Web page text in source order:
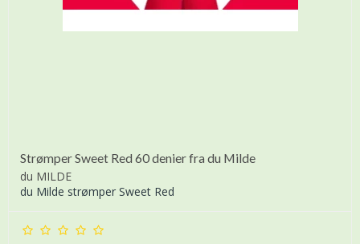
Strømper Sweet Red 60 denier fra du Milde
du MILDE
du Milde strømper Sweet Red